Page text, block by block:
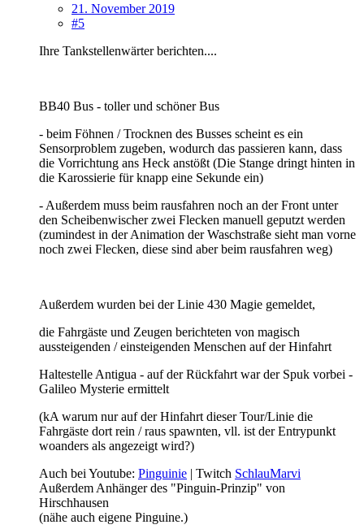
21. November 2019
#5
Ihre Tankstellenwärter berichten....
BB40 Bus - toller und schöner Bus
- beim Föhnen / Trocknen des Busses scheint es ein
Sensorproblem zugeben, wodurch das passieren kann, dass
die Vorrichtung ans Heck anstößt (Die Stange dringt hinten in
die Karossierie für knapp eine Sekunde ein)
- Außerdem muss beim rausfahren noch an der Front unter
den Scheibenwischer zwei Flecken manuell geputzt werden
(zumindest in der Animation der Waschstraße sieht man vorne
noch zwei Flecken, diese sind aber beim rausfahren weg)
Außerdem wurden bei der Linie 430 Magie gemeldet,
die Fahrgäste und Zeugen berichteten von magisch
aussteigenden / einsteigenden Menschen auf der Hinfahrt
Haltestelle Antigua - auf der Rückfahrt war der Spuk vorbei -
Galileo Mysterie ermittelt
(kA warum nur auf der Hinfahrt dieser Tour/Linie die
Fahrgäste dort rein / raus spawnten, vll. ist der Entrypunkt
woanders als angezeigt wird?)
Auch bei Youtube: Pinguinie | Twitch SchlauMarvi
Außerdem Anhänger des "Pinguin-Prinzip" von
Hirschhausen
(nähe auch eigene Pinguine.)